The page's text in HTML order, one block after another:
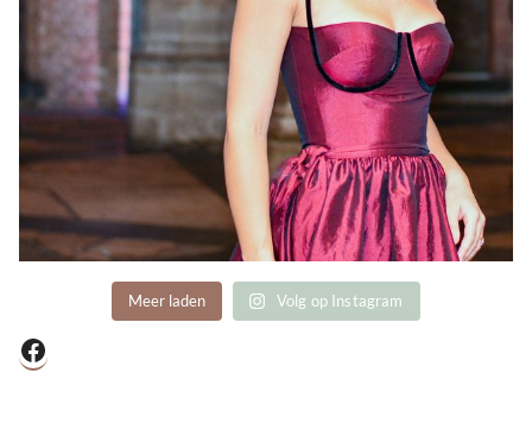
Meer laden Volg op Instagram
Facebook